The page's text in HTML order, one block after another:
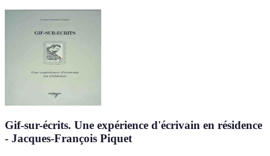
Gif-sur-écrits. Une expérience d'écrivain en résidence
- Jacques-François Piquet